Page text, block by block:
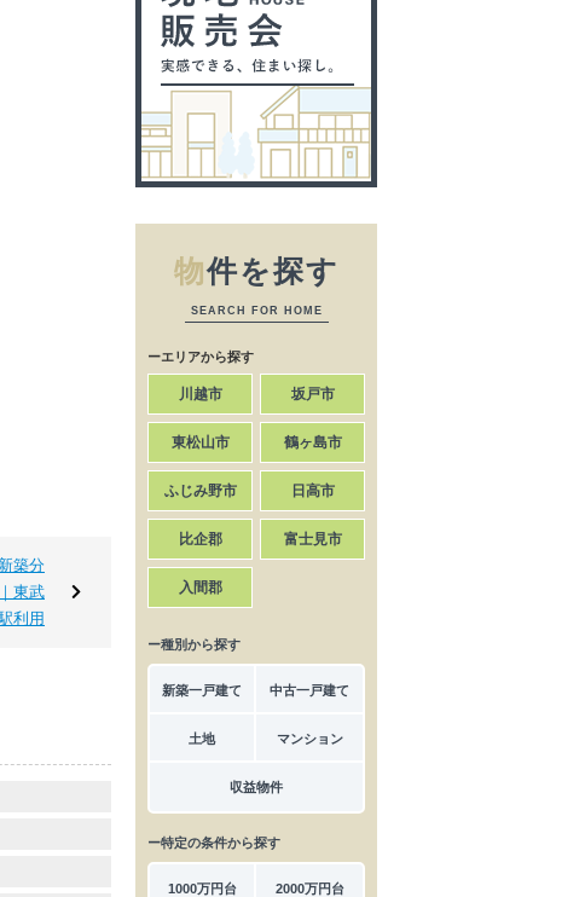
築分
東武
利用
物件を探す
SEARCH FOR HOME
ーエリアから探す
川越市 坂戸市
東松山市 鶴ヶ島市
ふじみ野市 日高市
比企郡 富士見市
入間郡
ー種別から探す
新築一戸建て 中古一戸建て
土地 マンション
収益物件
ー特定の条件から探す
1000万円台 2000万円台